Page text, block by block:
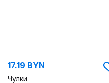
17.19 BYN
Чулки